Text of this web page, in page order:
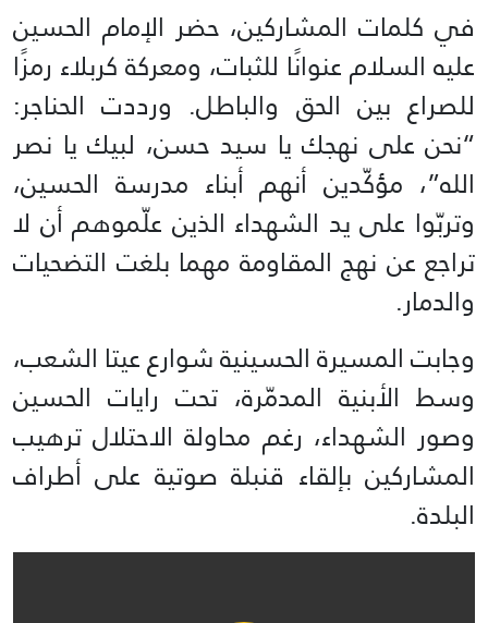
في كلمات المشاركين، حضر الإمام الحسين
عليه السلام عنوانًا للثبات، ومعركة كربلاء رمزًا
للصراع بين الحق والباطل. ورددت الحناجر:
“نحن على نهجك يا سيد حسن، لبيك يا نصر
الله”، مؤكّدين أنهم أبناء مدرسة الحسين،
وتربّوا على يد الشهداء الذين علّموهم أن لا
تراجع عن نهج المقاومة مهما بلغت التضحيات
والدمار.
وجابت المسيرة الحسينية شوارع عيتا الشعب،
وسط الأبنية المدمّرة، تحت رايات الحسين
وصور الشهداء، رغم محاولة الاحتلال ترهيب
المشاركين بإلقاء قنبلة صوتية على أطراف
البلدة.